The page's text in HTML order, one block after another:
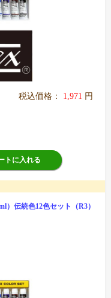
税込価格： 1,971 円
トに入れる
伝統色12色セット（R3）